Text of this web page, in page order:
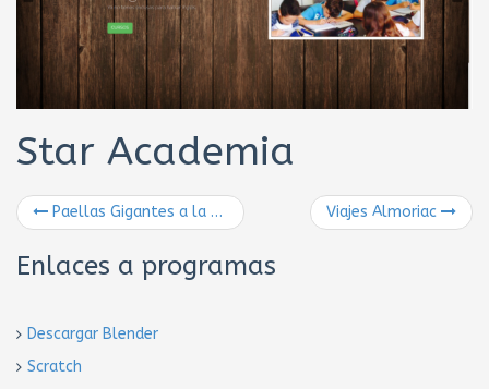
Star Academia
Paellas Gigantes a la brasa Viajes Almoriac
Enlaces a programas
Descargar Blender
Scratch